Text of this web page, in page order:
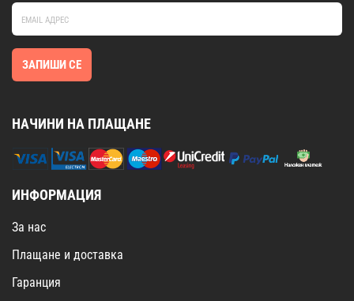
ЗАПИШИ СЕ
НАЧИНИ НА ПЛАЩАНЕ
ИНФОРМАЦИЯ
За нас
Плащане и доставка
Гаранция